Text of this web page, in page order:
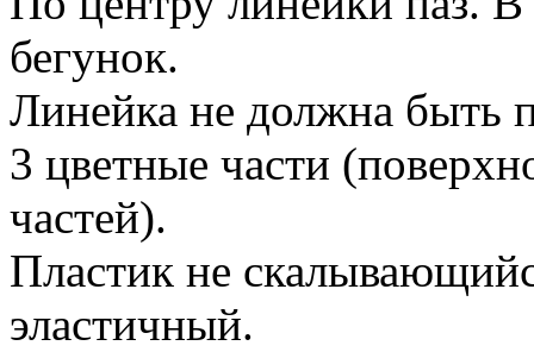
бегунок.
Линейка не должна быть
3 цветные части
частей).
Пластик не
эластичный.